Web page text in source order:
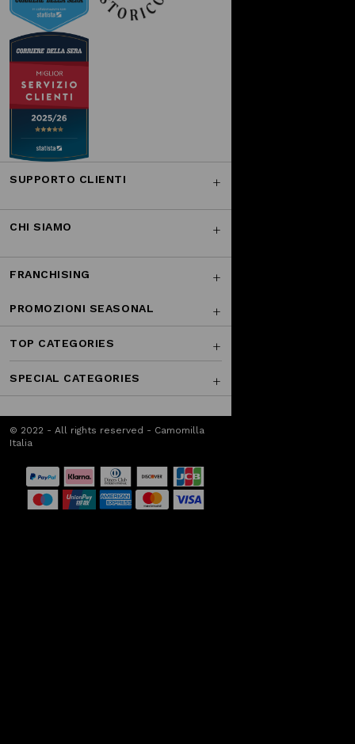
SUPPORTO CLIENTI
CHI SIAMO
FRANCHISING
PROMOZIONI SEASONAL
TOP CATEGORIES
SPECIAL CATEGORIES
© 2022 - All rights reserved - Camomilla
Italia